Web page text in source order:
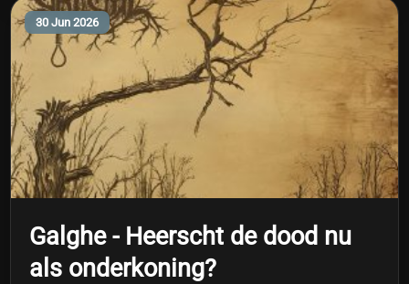
30 Jun 2026
Galghe - Heerscht de dood nu
als onderkoning?